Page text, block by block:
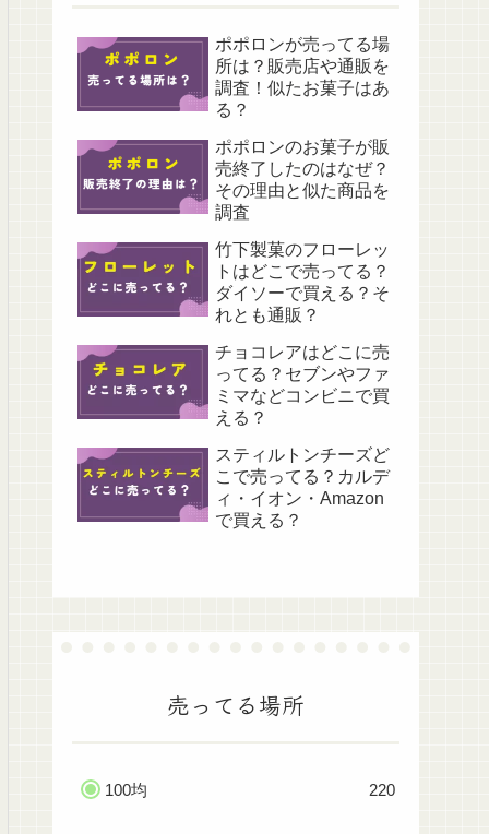
ポポロンが売ってる場
所は？販売店や通販を
調査！似たお菓子はあ
る？
ポポロンのお菓子が販
売終了したのはなぜ？
その理由と似た商品を
調査
竹下製菓のフローレッ
トはどこで売ってる？
ダイソーで買える？そ
れとも通販？
チョコレアはどこに売
ってる？セブンやファ
ミマなどコンビニで買
える？
スティルトンチーズど
こで売ってる？カルデ
ィ・イオン・Amazon
で買える？
売ってる場所
100均 220